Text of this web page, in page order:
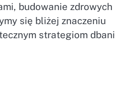
budowanie zdrowych
się bliżej znaczeniu
strategiom